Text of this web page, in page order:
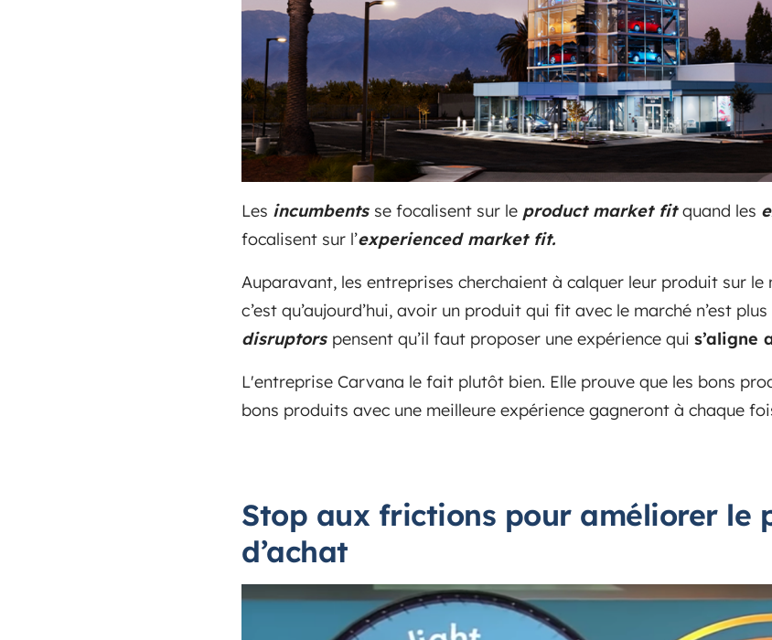
Les incumbents se focalisent sur le product market fitquand les
focalisent sur l’experienced market fit.
Auparavant, les entreprises cherchaient à calquer leur produit sur le
c’est qu’aujourd’hui, avoir un produit qui fit avec le marché n’est
disruptors pensent qu’il faut proposer une expérience qui s’aligne
L'entreprise Carvana le fait plutôt bien. Elle prouve que les bons
bons produits avec une meilleure expérience gagneront à chaque
Stop aux frictions pour améliorer le
d’achat